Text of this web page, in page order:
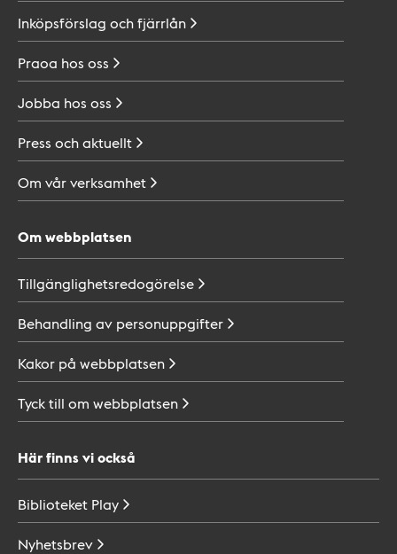
Inköpsförslag ochfjärrlån
Praoa hos oss
Jobba hos oss
Press ochaktuellt
Om vårverksamhet
Om webbplatsen
Tillgänglighetsredogörelse
Behandling av personuppgifter
Kakor på webbplatsen
Tyck till om webbplatsen
Här finns vi också
Biblioteket Play
Nyhetsbrev